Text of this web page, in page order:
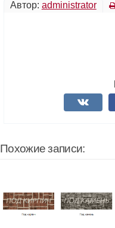
Автор: administrator
Похожие записи: